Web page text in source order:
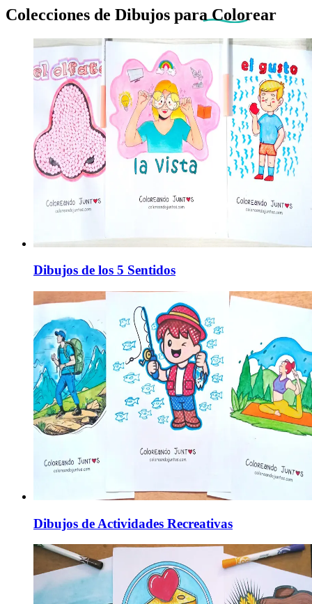
Colecciones de Dibujos para Colorear
Dibujos de los 5 Sentidos
Dibujos de Actividades Recreativas